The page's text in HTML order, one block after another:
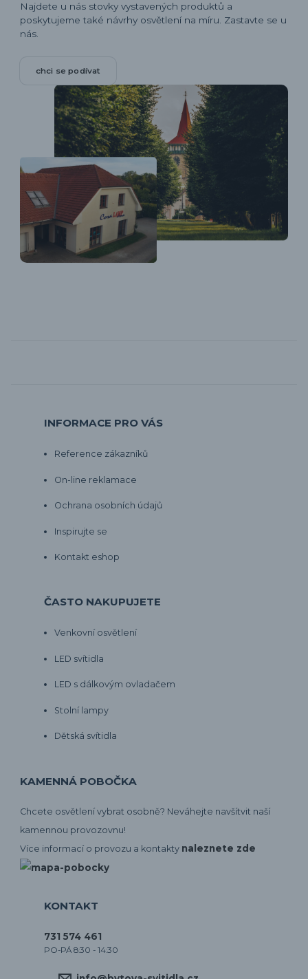
Najdete u nás stovky vystavených produktů a
poskytujeme také návrhy osvětlení na míru. Zastavte se u
nás.
chci se podívat
INFORMACE PRO VÁS
Reference zákazníků
On-line reklamace
Ochrana osobních údajů
Inspirujte se
Kontakt eshop
ČASTO NAKUPUJETE
Venkovní osvětlení
LED svítidla
LED s dálkovým ovladačem
Stolní lampy
Dětská svítidla
KAMENNÁ POBOČKA
Chcete osvětlení vybrat osobně? Neváhejte navšítvit naší
kamennou provozovnu!
Více informací o provozu a kontakty naleznete zde
KONTAKT
731 574 461
PO-PÁ 8:30 - 14:30